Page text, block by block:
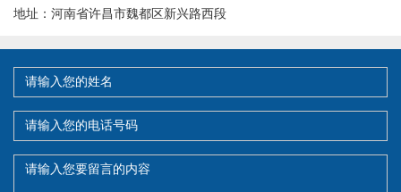
地址：河南省许昌市魏都区新兴路西段